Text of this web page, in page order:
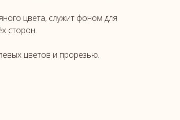
цвета, служит фоном для
сторон.
цветов и прорезью.